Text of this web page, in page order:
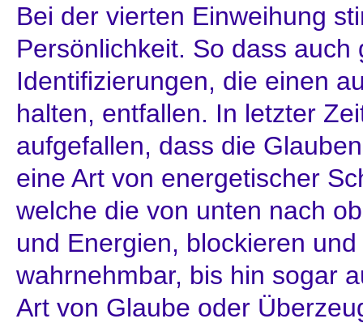
Bei der vierten Einweihung
Persönlichkeit. So dass auch
Identifizierungen, die einen
halten, entfallen. In letzter
aufgefallen, dass die
eine Art von energetischer
welche die von unten nach
und Energien, blockieren
wahrnehmbar, bis hin sogar
Art von Glaube oder